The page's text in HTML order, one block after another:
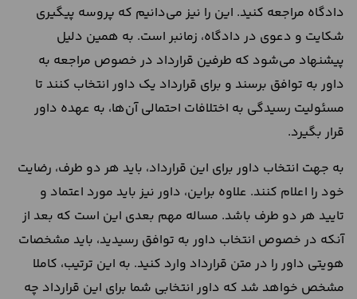
دادگاه مراجعه کنید. این را نیز می‌دانیم که پروسه پیگیری
شکایت و دعوی در دادگاه، زمانبر است. به همین دلیل
پیشنهاد می‌شود که طرفین قرارداد در خصوص مراجعه به
داور به توافق برسند و برای قرارداد یک داور انتخاب کنند تا
مسئولیت رسیدگی به اختلافات احتمالی آن‌ها، به عهده داور
قرار بگیرد.
به جهت انتخاب داور برای این قرارداد، باید هر دو طرف، رضایت
خود را اعلام کنند. علاوه براین، داور نیز باید مورد اعتماد و
تایید هر دو طرف باشد. مساله مهم بعدی این است که بعد از
آنکه در خصوص انتخاب داور به توافق رسیدید، باید مشخصات
هویتی داور را در متن قرارداد وارد کنید. به این ترتیب، کاملا
مشخص خواهد شد که داور انتخابی شما برای این قرارداد چه